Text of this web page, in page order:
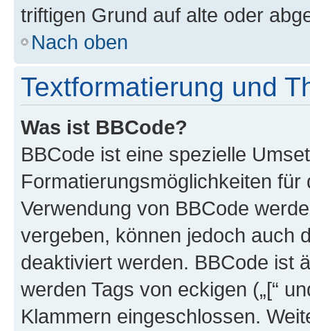
triftigen Grund auf alte oder
Nach oben
Textformatierung und
Was ist BBCode?
BBCode ist eine spezielle
Formatierungsmöglichkeiten
Verwendung von BBCode
vergeben, können jedoch auch
deaktiviert werden. BBCode ist
werden Tags von eckigen („[“
Klammern eingeschlossen.